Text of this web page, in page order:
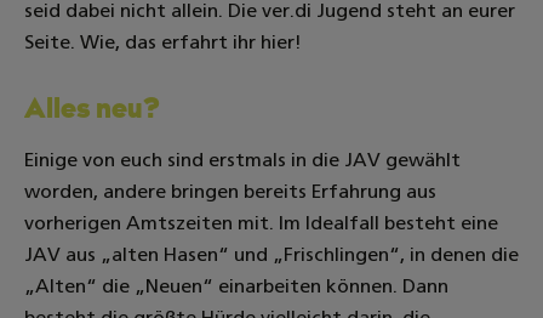
seid dabei nicht allein. Die ver.di Jugend steht an eurer
Seite. Wie, das erfahrt ihr hier!
Alles neu?
Einige von euch sind erstmals in die JAV gewählt
worden, andere bringen bereits Erfahrung aus
vorherigen Amtszeiten mit. Im Idealfall besteht eine
JAV aus „alten Hasen“ und „Frischlingen“, in denen die
„Alten“ die „Neuen“ einarbeiten können. Dann